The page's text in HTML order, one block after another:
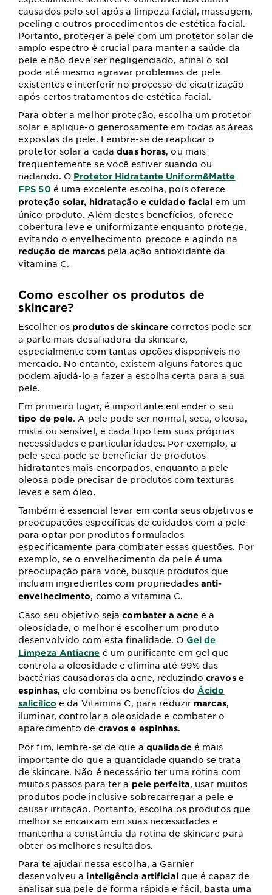
causados pelo sol após a limpeza facial, massagem,
peeling e outros procedimentos de estética facial.
Portanto, proteger a pele com um protetor solar de
amplo espectro é crucial para manter a saúde da
pele e não deve ser negligenciado, afinal o sol
pode até mesmo agravar problemas de pele
existentes e interferir no processo de cicatrização
após certos tratamentos de estética facial.
Para obter a melhor proteção, escolha um protetor
solar e aplique-o generosamente em todas as áreas
expostas da pele. Lembre-se de reaplicar o
protetor solar a cadaduas horas, ou mais
frequentemente se você estiver suando ou
nadando. O Protetor Hidratante Uniform&Matte
FPS 50 é uma excelente escolha, pois oferece
proteção solar, hidratação e cuidado facialem um
único produto. Além destes benefícios, oferece
cobertura leve e uniformizante enquanto protege,
evitando o envelhecimento precoce e agindo na
redução de marcas pela ação antioxidante da
vitamina C.
Como escolher os produtos de
skincare?
Escolher os produtos de skincare corretos pode ser
a parte mais desafiadora da skincare,
especialmente com tantas opções disponíveis no
mercado. No entanto, existem alguns fatores que
podem ajudá-lo a fazer a escolha certa para a sua
pele.
Em primeiro lugar, é importante entender o seu
tipo de pele. A pele pode ser normal, seca, oleosa,
mista ou sensível, e cada tipo tem suas próprias
necessidades e particularidades. Por exemplo, a
pele seca pode se beneficiar de produtos
hidratantes mais encorpados, enquanto a pele
oleosa pode precisar de produtos com texturas
leves e sem óleo.
Também é essencial levar em conta seus objetivos e
preocupações específicas de cuidados com a pele
para optar por produtos formulados
especificamente para combater essas questões. Por
exemplo, se o envelhecimento da pele é uma
preocupação para você, busque produtos que
incluam ingredientes com propriedades anti-
envelhecimento, como a vitamina C.
Caso seu objetivo seja combater a acnee a
oleosidade, o melhor é escolher um produto
desenvolvido com esta finalidade. O Gel de
Limpeza Antiacne é um purificante em gel que
controla a oleosidade e elimina até 99% das
bactérias causadoras da acne, reduzindo cravos e
espinhas, ele combina os benefícios do Ácido
salicílico e da Vitamina C, para reduzir marcas,
iluminar, controlar a oleosidade e combater o
aparecimento de cravos e espinhas.
Por fim, lembre-se de que a qualidade é mais
importante do que a quantidade quando se trata
de skincare. Não é necessário ter uma rotina com
muitos passos para ter a pele perfeita, usar muitos
produtos pode inclusive sobrecarregar a pele e
causar irritação. Portanto, escolha os produtos que
melhor se encaixam em suas necessidades e
mantenha a constância da rotina de skincare para
obter os melhores resultados.
Para te ajudar nessa escolha, a Garnier
desenvolveu a inteligência artificialque é capaz de
analisar sua pele de forma rápida e fácil, basta uma